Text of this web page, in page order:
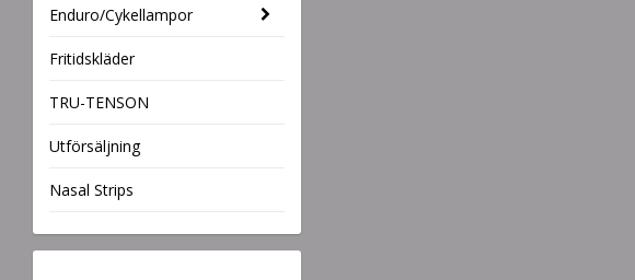
Enduro/Cykellampor
Fritidskläder
TRU-TENSON
Utförsäljning
Nasal Strips